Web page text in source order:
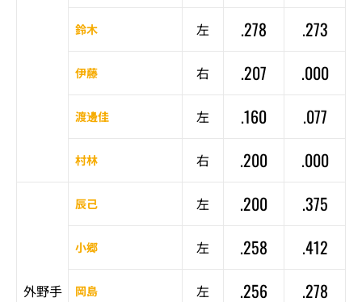
鈴木 左 .278 .273
伊藤 右 .207 .000
渡邊佳 左 .160 .077
村林 右 .200 .000
外野手
辰己 左 .200 .375
小郷 左 .258 .412
岡島 左 .256 .278